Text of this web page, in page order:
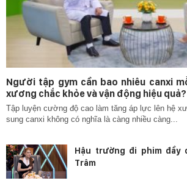
Người tập gym cần bao nhiêu canxi
xương chắc khỏe và vận động hiệu quả?
Tập luyện cường độ cao làm tăng áp lực lên hệ
sung canxi không có nghĩa là càng nhiều càng...
Hậu trường đi phim đầy
Trâm